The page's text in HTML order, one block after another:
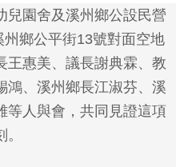
兒園舍及溪州鄉公設民營
鄉公平街13號對面空地
王惠美、議長謝典霖、教
鴻、溪州鄉長江淑芬、溪
等人與會，共同見證這項